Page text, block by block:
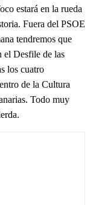
estará en la rueda
Fuera del PSOE
tendremos que
el Desfile de las
los cuatro
de la Cultura
Todo muy